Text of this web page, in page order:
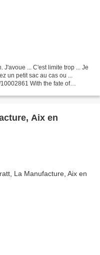
J'avoue ... C'est limite trop ... Je
un petit sac au cas ou ...
With the fate of
Aix en